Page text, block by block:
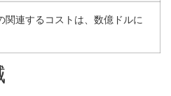
関連するコストは、数億ドルに